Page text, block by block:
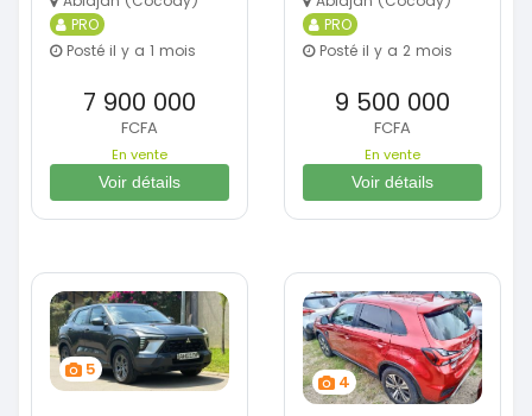
PRO
Posté il y a 1 mois
7 900 000
FCFA
En vente
Voir détails
PRO
Posté il y a 2 mois
9 500 000
FCFA
En vente
Voir détails
5
4